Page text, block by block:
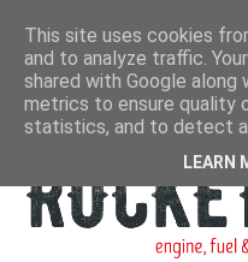
This site uses cookies
and to analyze traffic.
shared with Google
metrics to ensure quality
statistics, and to detect
LEARN